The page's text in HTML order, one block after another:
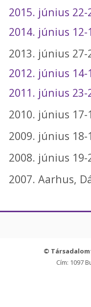
2015. június
2014. június
2013. június
2012. június 14-
2011. június 23-
2010. június
2009. június
2008. június
2007. Aarhus,
©
Cím: 1097